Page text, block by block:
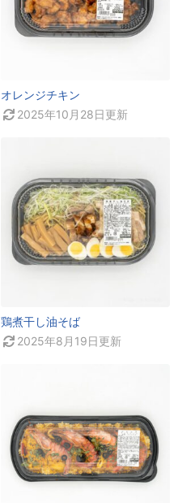
オレンジチキン
2025年10月28日更新
鶏煮干し油そば
2025年8月19日更新